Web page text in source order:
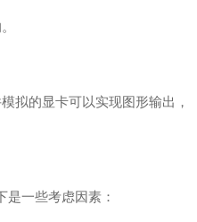
拟的显卡可以实现图形输出，
一些考虑因素：